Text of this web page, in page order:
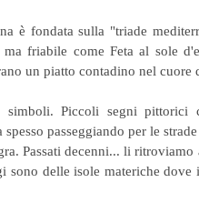
è fondata sulla "triade
friabile come Feta al sole
un piatto contadino nel cuore
Piccoli segni pittorici
passeggiando per le
Passati decenni... li
sono delle isole materiche